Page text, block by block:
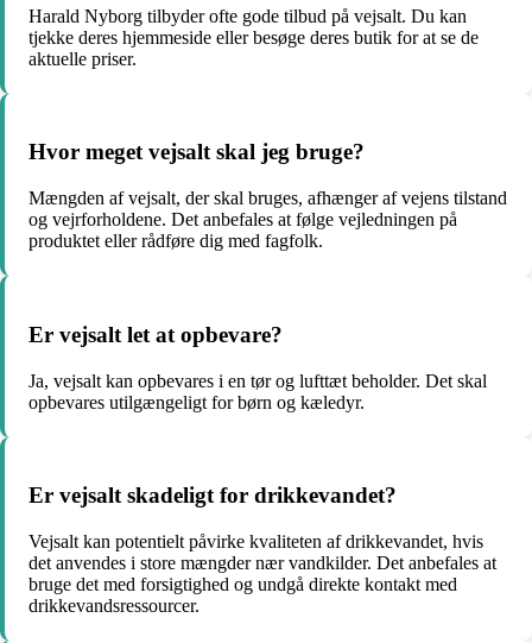
Harald Nyborg tilbyder ofte gode tilbud på vejsalt. Du kan
tjekke deres hjemmeside eller besøge deres butik for at se de
aktuelle priser.
Hvor meget vejsalt skal jeg bruge?
Mængden af vejsalt, der skal bruges, afhænger af vejens tilstand
og vejrforholdene. Det anbefales at følge vejledningen på
produktet eller rådføre dig med fagfolk.
Er vejsalt let at opbevare?
Ja, vejsalt kan opbevares i en tør og lufttæt beholder. Det skal
opbevares utilgængeligt for børn og kæledyr.
Er vejsalt skadeligt for drikkevandet?
Vejsalt kan potentielt påvirke kvaliteten af drikkevandet, hvis
det anvendes i store mængder nær vandkilder. Det anbefales at
bruge det med forsigtighed og undgå direkte kontakt med
drikkevandsressourcer.